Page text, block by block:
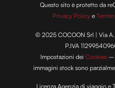
Questo sito è protetto da
Privacy Policy e
© 2025 COCOON Srl | Via
P.IVA
Impostazioni deiCookies
immagini stock sono
Licenza Agenzia di viaggio e